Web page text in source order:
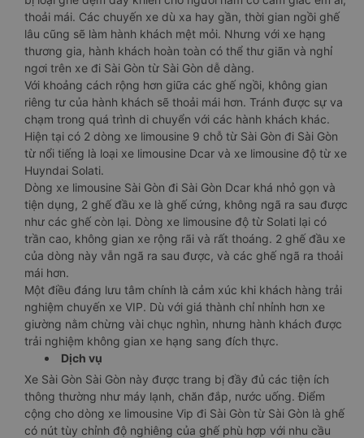
thoải mái. Các chuyến xe dù xa hay gần, thời gian ngồi ghế
lâu cũng sẽ làm hành khách mệt mỏi. Nhưng với xe hạng
thương gia, hành khách hoàn toàn có thể thư giãn và nghỉ
ngơi trên xe đi Sài Gòn từ Sài Gòn dễ dàng.
Với khoảng cách rộng hơn giữa các ghế ngồi, không gian
riêng tư của hành khách sẽ thoải mái hơn. Tránh được sự va
chạm trong quá trình di chuyển với các hành khách khác.
Hiện tại có 2 dòng xe limousine 9 chỗ từ Sài Gòn đi Sài Gòn
từ nổi tiếng là loại xe limousine Dcar và xe limousine độ từ xe
Huyndai Solati.
Dòng xe limousine Sài Gòn đi Sài Gòn Dcar khá nhỏ gọn và
tiện dụng, 2 ghế đầu xe là ghế cứng, không ngã ra sau được
như các ghế còn lại. Dòng xe limousine độ từ Solati lại có
trần cao, không gian xe rộng rãi và rất thoáng. 2 ghế đầu xe
của dòng này vẫn ngã ra sau được, và các ghế ngã ra thoải
mái hơn.
Một điều đáng lưu tâm chính là cảm xúc khi khách hàng trải
nghiệm chuyến xe VIP. Dù với giá thành chỉ nhỉnh hơn xe
giường nằm chừng vài chục nghìn, nhưng hành khách được
trải nghiệm không gian xe hạng sang đích thực.
Dịch vụ
Xe Sài Gòn Sài Gòn này được trang bị đầy đủ các tiện ích
thông thường như máy lạnh, chăn đắp, nước uống. Điểm
cộng cho dòng xe limousine Vip đi Sài Gòn từ Sài Gòn là ghế
có nút tùy chỉnh độ nghiêng của ghế phù hợp với nhu cầu